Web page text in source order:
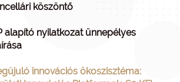
köszöntő
alapító nyilatkozat ünnepélyes
innovációs ökoszisztéma: